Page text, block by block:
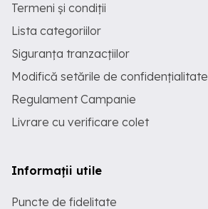
Termeni și condiții
Lista categoriilor
Siguranța tranzacțiilor
Modifică setările de confidențialitate
Regulament Campanie
Livrare cu verificare colet
Informații utile
Puncte de fidelitate